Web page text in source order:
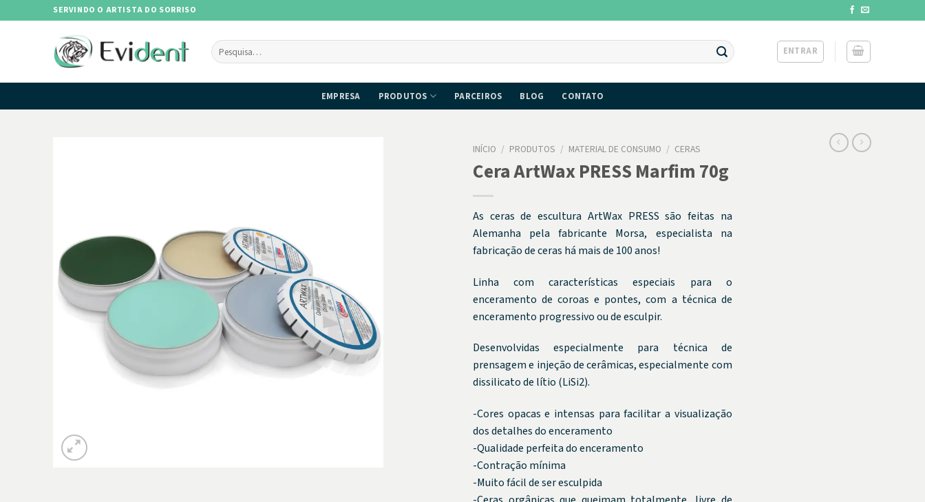
to
SERVINDO O ARTISTA DO SORRISO
Pesquisar
por:
ENTRAR
EMPRESA PRODUTOS PARCEIROS BLOG CONTATO
INÍCIO / PRODUTOS / MATERIAL DE CONSUMO / CERAS
Cera ArtWax PRESS Marfim 70g
As ceras de escultura ArtWax PRESS são feitas na
Alemanha pela fabricante Morsa, especialista na
fabricação de ceras há mais de 100 anos!
Linha com características especiais para o
enceramento de coroas e pontes, com a técnica de
enceramento progressivo ou de esculpir.
Desenvolvidas especialmente para técnica de
prensagem e injeção de cerâmicas, especialmente com
dissilicato de lítio (LiSi2).
-Cores opacas e intensas para facilitar a visualização
dos detalhes do enceramento
-Qualidade perfeita do enceramento
-Contração mínima
-Muito fácil de ser esculpida